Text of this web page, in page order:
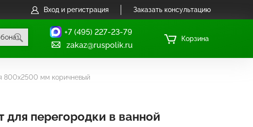
Вход и регистрация Заказать консультацию
+7 (495) 227-23-79
zakaz@ruspolik.ru
Корзина
800х2500 мм коричневый
для перегородки в ванной